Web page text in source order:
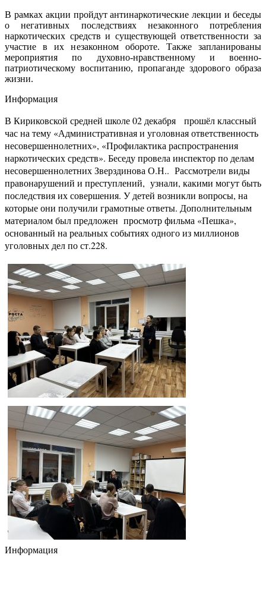
В рамках акции пройдут антинаркотические лекции и беседы
о негативных последствиях незаконного потребления
наркотических средств и существующей ответственности за
участие в их незаконном обороте. Также запланированы
мероприятия по духовно-нравственному и военно-
патриотическому воспитанию, пропаганде здорового образа
жизни.
Информация
В Кириковской средней школе 02 декабря прошёл классный
час на тему «Административная и уголовная ответственность
несовершеннолетних», «Профилактика распространения
наркотических средств». Беседу провела инспектор по делам
несовершеннолетних Зверздинова О.Н.. Рассмотрели виды
правонарушений и преступлений, узнали, какими могут быть
последствия их совершения. У детей возникли вопросы, на
которые они получили грамотные ответы. Дополнительным
материалом был предложен просмотр фильма «Пешка»,
основанный на реальных событиях одного из миллионов
уголовных дел по ст.228.
Информация